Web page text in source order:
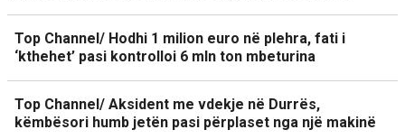
Top Channel/ Hodhi 1 milion euro në plehra, fati i
‘kthehet’ pasi kontrolloi 6 mln ton mbeturina
Top Channel/ Aksident me vdekje në Durrës,
këmbësori humb jetën pasi përplaset nga një makinë